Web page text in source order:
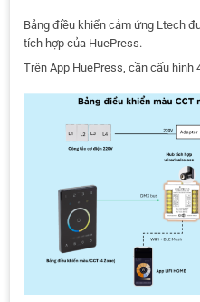
Bảng điều khiển cảm ứng Ltech
tích hợp của HuePress.
Trên App HuePress, cần cấu hình